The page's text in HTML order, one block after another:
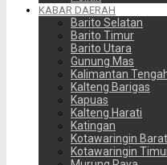
KABAR DAERAH
Barito Selatan
Barito Timur
Barito Utara
Gunung Mas
Kalimantan
Kalteng Barigas
Kapuas
Kalteng Harati
Katingan
Kotawaringin Barat
Kotawaringin